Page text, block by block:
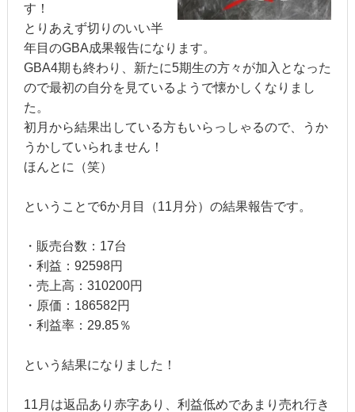
す！
とりあえず切りのいい半
年目のGBA成果報告になります。
GBA4期も終わり、新たに5期生の方々が加入となった
ので最初の自分を見ているようで懐かしくなりまし
た。
初月から結果出している方もいらっしゃるので、うか
うかしていられません！
ほんとに（笑）
ということで6か月目（11月分）の結果報告です。
・販売台数：17台
・利益：92598円
・売上高：310200円
・原価：186582円
・利益率：29.85％
という結果になりました！
11月は返品あり赤字あり、利益低めであまり売れ行き